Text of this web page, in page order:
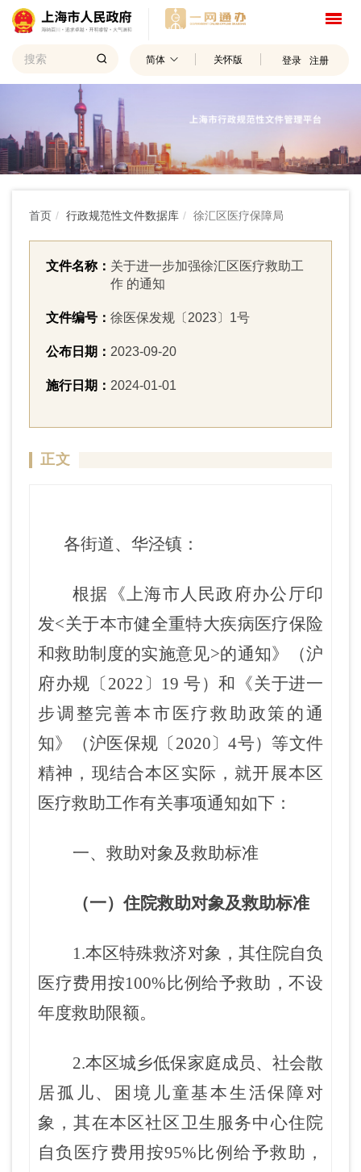
简体 关怀版 登录 注册
首页 行政规范性文件数据库 徐汇区医疗保障局
文件名称： 关于进一步加强徐汇区医疗救助工
作 的通知
文件编号： 徐医保发规〔2023〕1号
公布日期： 2023-09-20
施行日期： 2024-01-01
正文
各街道、华泾镇 ：
根据《上海市人民政府办公厅印
发<关于本市健全重特大疾病医疗保险
和救助制度的实施意见>的通知》（沪
府办规〔2022〕19 号）和《关于进一
步调整完善本市医疗救助政策的通
知》（沪医保规〔2020〕4号）等文件
精神，现结合本区实际，就开展本区
医疗救助工作有关事项通知如下：
一、 救助对象及救助标准
（一）住院救助对象及救助标准
1.本区特殊救济对象，其住院自负
医疗费用按100% 比例给予救助，不设
年度救助限额。
2.本区城乡低保家庭成员、 社会散
居孤儿、
困境儿童基本生活保障对
象，其在本区社区卫生服务中心住院
自负医疗费用按95%比例给予救助，